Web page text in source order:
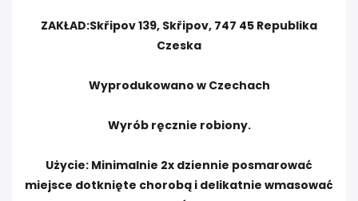
ZAKŁAD:Skřipov 139, Skřipov, 747 45 Republika
Czeska
Wyprodukowano w Czechach
Wyrób ręcznie robiony.
Użycie: Minimalnie 2x dziennie posmarować
miejsce dotknięte chorobą i delikatnie wmasować